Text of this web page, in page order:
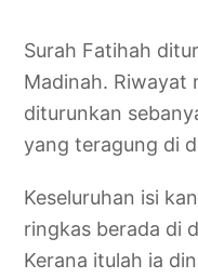
Surah Fatihah
Madinah. Riwayat
diturunkan
yang teragung di
Keseluruhan isi
ringkas berada di
Kerana itulah ia